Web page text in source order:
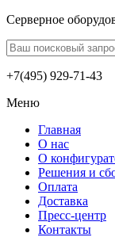
Серверное
+7(495) 929-71-43
Меню
Главная
О нас
О
Решения и
Оплата
Доставка
Пресс-центр
Контакты